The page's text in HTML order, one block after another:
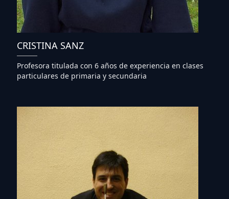
CRISTINA SANZ
Profesora titulada con 6 años de experiencia en clases
particulares de primaria y secundaria